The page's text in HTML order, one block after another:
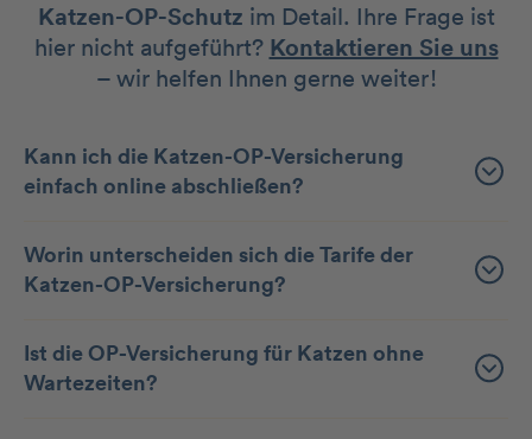
Katzen-OP-Schutz im Detail. Ihre Frage ist
hier nicht aufgeführt? Kontaktieren Sie uns
– wir helfen Ihnen gerne weiter!
Kann ich die Katzen-OP-Versicherung
einfach online abschließen?
Worin unterscheiden sich die Tarife der
Katzen-OP-Versicherung?
Ist die OP-Versicherung für Katzen ohne
Wartezeiten?